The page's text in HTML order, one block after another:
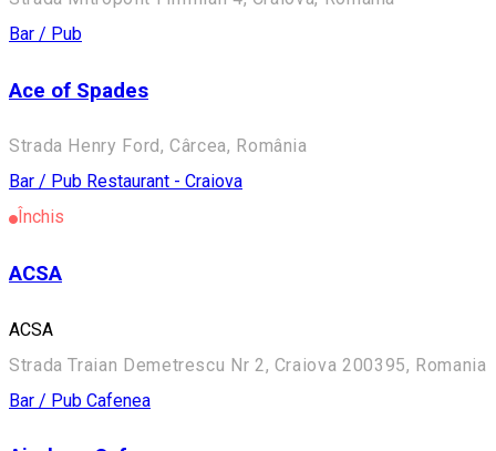
Bar / Pub
Ace of Spades
Strada Henry Ford, Cârcea, România
Bar / Pub Restaurant - Craiova
Închis
ACSA
ACSA
Strada Traian Demetrescu Nr 2, Craiova 200395, Romania
Bar / Pub Cafenea